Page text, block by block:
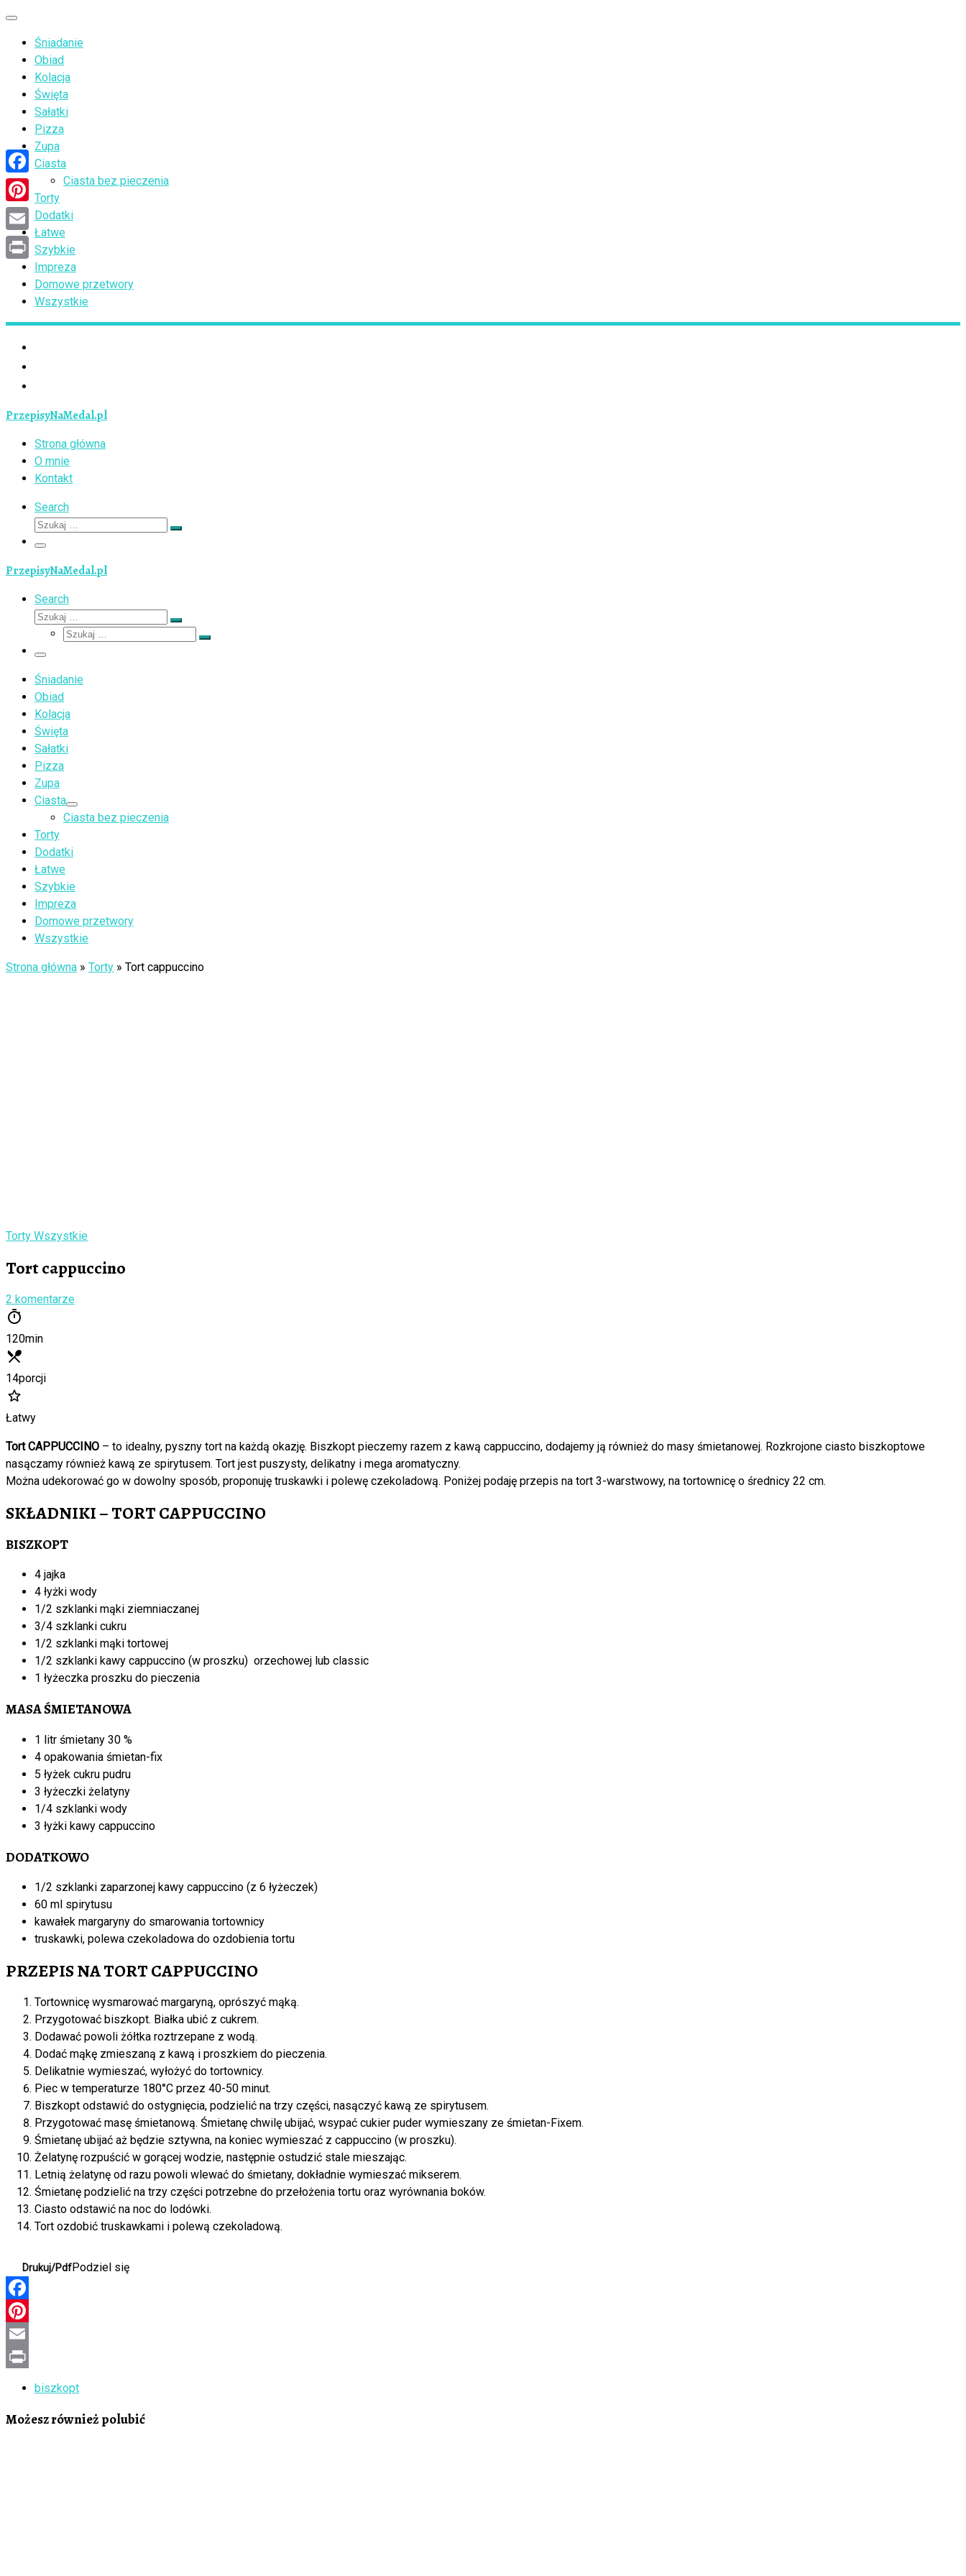
Przejdź
treści
Menu
Śniadanie
Obiad
Kolacja
Święta
Sałatki
Pizza
Zupa
Ciasta
Ciasta bez pieczenia
Torty
Dodatki
Łatwe
Szybkie
Impreza
Domowe przetwory
Wszystkie
PrzepisyNaMedal.pl
Strona główna
O mnie
Kontakt
Search
Szukaj
Szukaj
Menu
PrzepisyNaMedal.pl
Search
Szukaj
Szukaj
Szukaj
Szukaj
Menu
Śniadanie
Obiad
Kolacja
Święta
Sałatki
Pizza
Zupa
Ciasta
Ciasta bez pieczenia
Torty
Dodatki
Łatwe
Szybkie
Impreza
Domowe przetwory
Wszystkie
Strona główna » Torty » Tort cappuccino
Torty Wszystkie
Tort cappuccino
2 komentarze
120min
14porcji
Łatwy
Tort CAPPUCCINO – to idealny, pyszny tort na każdą okazję. Biszkopt pieczemy razem z kawą cappuccino, dodajemy ją również do masy śmietanowej. Rozkrojone ciasto biszkoptowe
nasączamy również kawą ze spirytusem. Tort jest puszysty, delikatny i mega aromatyczny.
Można udekorować go w dowolny sposób, proponuję truskawki i polewę czekoladową. Poniżej podaję przepis na tort 3-warstwowy, na tortownicę o średnicy 22 cm.
SKŁADNIKI – TORT CAPPUCCINO
BISZKOPT
4 jajka
4 łyżki wody
1/2 szklanki mąki ziemniaczanej
3/4 szklanki cukru
1/2 szklanki mąki tortowej
1/2 szklanki kawy cappuccino (w proszku) orzechowej lub classic
1 łyżeczka proszku do pieczenia
MASA ŚMIETANOWA
1 litr śmietany 30 %
4 opakowania śmietan-fix
5 łyżek cukru pudru
3 łyżeczki żelatyny
1/4 szklanki wody
3 łyżki kawy cappuccino
DODATKOWO
1/2 szklanki zaparzonej kawy cappuccino (z 6 łyżeczek)
60 ml spirytusu
kawałek margaryny do smarowania tortownicy
truskawki, polewa czekoladowa do ozdobienia tortu
PRZEPIS NA TORT CAPPUCCINO
Tortownicę wysmarować margaryną, oprószyć mąką.
Przygotować biszkopt. Białka ubić z cukrem.
Dodawać powoli żółtka roztrzepane z wodą.
Dodać mąkę zmieszaną z kawą i proszkiem do pieczenia.
Delikatnie wymieszać, wyłożyć do tortownicy.
Piec w temperaturze 180°C przez 40-50 minut.
Biszkopt odstawić do ostygnięcia, podzielić na trzy części, nasączyć kawą ze spirytusem.
Przygotować masę śmietanową. Śmietanę chwilę ubijać, wsypać cukier puder wymieszany ze śmietan-Fixem.
Śmietanę ubijać aż będzie sztywna, na koniec wymieszać z cappuccino (w proszku).
Żelatynę rozpuścić w gorącej wodzie, następnie ostudzić stale mieszając.
Letnią żelatynę od razu powoli wlewać do śmietany, dokładnie wymieszać mikserem.
Śmietanę podzielić na trzy części potrzebne do przełożenia tortu oraz wyrównania boków.
Ciasto odstawić na noc do lodówki.
Tort ozdobić truskawkami i polewą czekoladową.
Drukuj/PdfPodziel się
Facebook
Pinterest
Email
biszkopt
Możesz również polubić
Facebook
Pinterest
Email
Print